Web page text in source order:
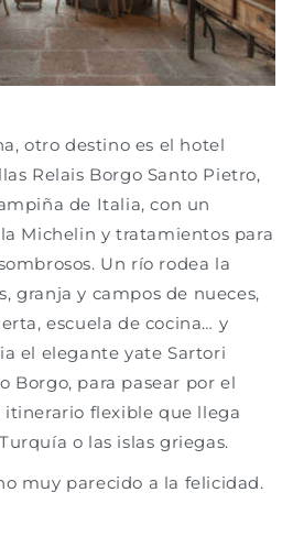
otro destino es el hotel
Relais Borgo Santo Pietro,
de Italia, con un
Michelin y tratamientos para
Un río rodea la
granja y campos de nueces,
escuela de cocina… y
el elegante yate Sartori
Borgo, para pasear por el
flexible que llega
o las islas griegas.
muy parecido a la felicidad.